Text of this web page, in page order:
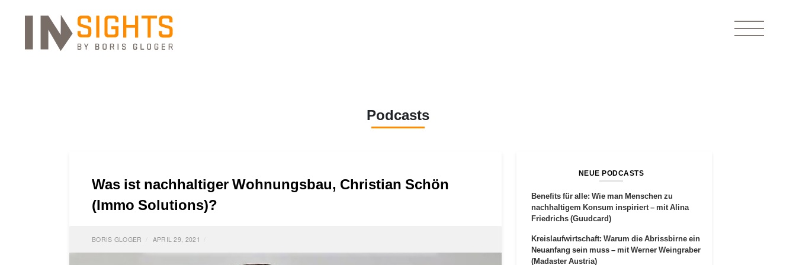
Podcasts
Was ist nachhaltiger Wohnungsbau, Christian Schön
(Immo Solutions)?
BORIS GLOGER APRIL 29, 2021
NEUE PODCASTS
Benefits für alle: Wie man Menschen zu
nachhaltigem Konsum inspiriert – mit Alina
Friedrichs (Guudcard)
Kreislaufwirtschaft: Warum die Abrissbirne ein
Neuanfang sein muss – mit Werner Weingraber
(Madaster Austria)